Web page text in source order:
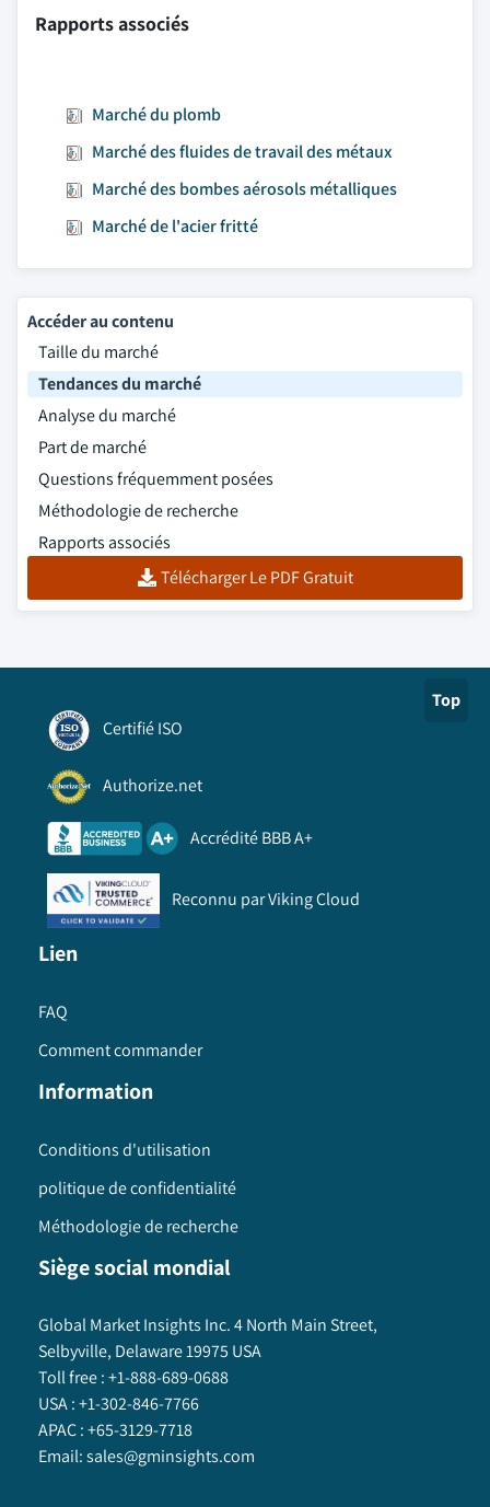
Rapports associés
Marché du plomb
Marché des fluides de travail des métaux
Marché des bombes aérosols métalliques
Marché de l'acier fritté
Accéder au contenu
Taille du marché
Tendances du marché
Analyse du marché
Part de marché
Questions fréquemment posées
Méthodologie de recherche
Rapports associés
Télécharger Le PDF Gratuit
Top
Certifié ISO
Authorize.net
Accrédité BBB A+
Reconnu par Viking Cloud
Lien
FAQ
Comment commander
Information
Conditions d'utilisation
politique de confidentialité
Méthodologie de recherche
Siège social mondial
Global Market Insights Inc. 4 North Main Street,
Selbyville, Delaware 19975 USA
Toll free :+1-888-689-0688
USA :+1-302-846-7766
APAC :+65-3129-7718
Email:sales@gminsights.com